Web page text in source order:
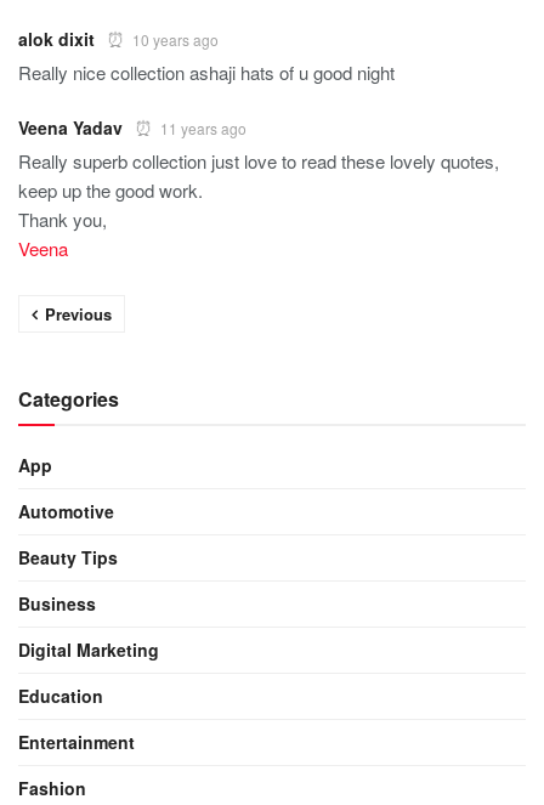
alok dixit 10 years ago
Really nice collection ashaji hats of u good night
Veena Yadav 11 years ago
Really superb collection just love to read these lovely quotes,
keep up the good work.
Thank you,
Veena
Previous
Categories
App
Automotive
Beauty Tips
Business
Digital Marketing
Education
Entertainment
Fashion